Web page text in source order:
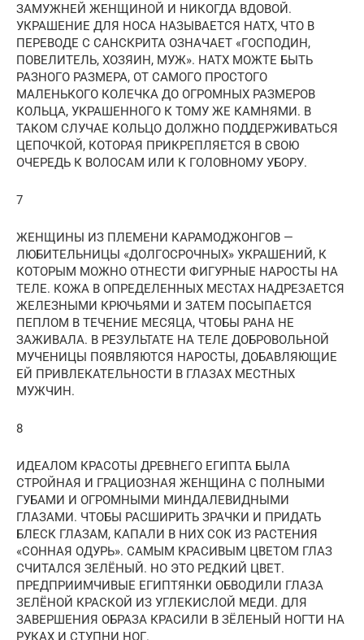
ЗАМУЖНЕЙ ЖЕНЩИНОЙ И НИКОГДА ВДОВОЙ.
УКРАШЕНИЕ ДЛЯ НОСА НАЗЫВАЕТСЯ НАТХ, ЧТО В
ПЕРЕВОДЕ С САНСКРИТА ОЗНАЧАЕТ «ГОСПОДИН,
ПОВЕЛИТЕЛЬ, ХОЗЯИН, МУЖ». НАТХ МОЖТЕ БЫТЬ
РАЗНОГО РАЗМЕРА, ОТ САМОГО ПРОСТОГО
МАЛЕНЬКОГО КОЛЕЧКА ДО ОГРОМНЫХ РАЗМЕРОВ
КОЛЬЦА, УКРАШЕННОГО К ТОМУ ЖЕ КАМНЯМИ. В
ТАКОМ СЛУЧАЕ КОЛЬЦО ДОЛЖНО ПОДДЕРЖИВАТЬСЯ
ЦЕПОЧКОЙ, КОТОРАЯ ПРИКРЕПЛЯЕТСЯ В СВОЮ
ОЧЕРЕДЬ К ВОЛОСАМ ИЛИ К ГОЛОВНОМУ УБОРУ.
7
ЖЕНЩИНЫ ИЗ ПЛЕМЕНИ КАРАМОДЖОНГОВ —
ЛЮБИТЕЛЬНИЦЫ «ДОЛГОСРОЧНЫХ» УКРАШЕНИЙ, К
КОТОРЫМ МОЖНО ОТНЕСТИ ФИГУРНЫЕ НАРОСТЫ НА
ТЕЛЕ. КОЖА В ОПРЕДЕЛЕННЫХ МЕСТАХ НАДРЕЗАЕТСЯ
ЖЕЛЕЗНЫМИ КРЮЧЬЯМИ И ЗАТЕМ ПОСЫПАЕТСЯ
ПЕПЛОМ В ТЕЧЕНИЕ МЕСЯЦА, ЧТОБЫ РАНА НЕ
ЗАЖИВАЛА. В РЕЗУЛЬТАТЕ НА ТЕЛЕ ДОБРОВОЛЬНОЙ
МУЧЕНИЦЫ ПОЯВЛЯЮТСЯ НАРОСТЫ, ДОБАВЛЯЮЩИЕ
ЕЙ ПРИВЛЕКАТЕЛЬНОСТИ В ГЛАЗАХ МЕСТНЫХ
МУЖЧИН.
8
ИДЕАЛОМ КРАСОТЫ ДРЕВНЕГО ЕГИПТА БЫЛА
СТРОЙНАЯ И ГРАЦИОЗНАЯ ЖЕНЩИНА С ПОЛНЫМИ
ГУБАМИ И ОГРОМНЫМИ МИНДАЛЕВИДНЫМИ
ГЛАЗАМИ. ЧТОБЫ РАСШИРИТЬ ЗРАЧКИ И ПРИДАТЬ
БЛЕСК ГЛАЗАМ, КАПАЛИ В НИХ СОК ИЗ РАСТЕНИЯ
«СОННАЯ ОДУРЬ». САМЫМ КРАСИВЫМ ЦВЕТОМ ГЛАЗ
СЧИТАЛСЯ ЗЕЛЁНЫЙ. НО ЭТО РЕДКИЙ ЦВЕТ.
ПРЕДПРИИМЧИВЫЕ ЕГИПТЯНКИ ОБВОДИЛИ ГЛАЗА
ЗЕЛЁНОЙ КРАСКОЙ ИЗ УГЛЕКИСЛОЙ МЕДИ. ДЛЯ
ЗАВЕРШЕНИЯ ОБРАЗА КРАСИЛИ В ЗЁЛЕНЫЙ НОГТИ НА
РУКАХ И СТУПНИ НОГ.